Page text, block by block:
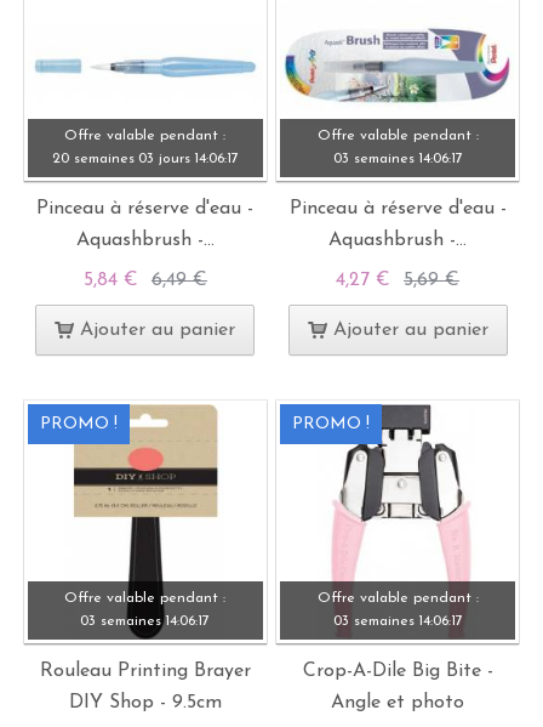
Offre valable pendant :
20 semaines 03 jours 14:06:15
Pinceau à réserve d'eau -
Aquashbrush -...
5,84 € 6,49 €
Ajouter au panier
Offre valable pendant :
03 semaines
14:06:15
Pinceau à réserve d'eau -
Aquashbrush -...
4,27 € 5,69 €
Ajouter au panier
PROMO !
Offre valable pendant :
03 semaines 14:06:15
Rouleau Printing Brayer
DIY Shop - 9.5cm
PROMO !
Offre valable pendant :
03 semaines 14:06:15
Crop-A-Dile Big Bite -
Angle et photo